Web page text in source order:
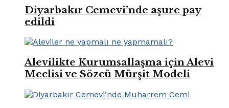
Diyarbakır Cemevi’nde aşure pay
edildi
Alevilikte Kurumsallaşma için Alevi
Meclisi ve Sözcü Mürşit Modeli